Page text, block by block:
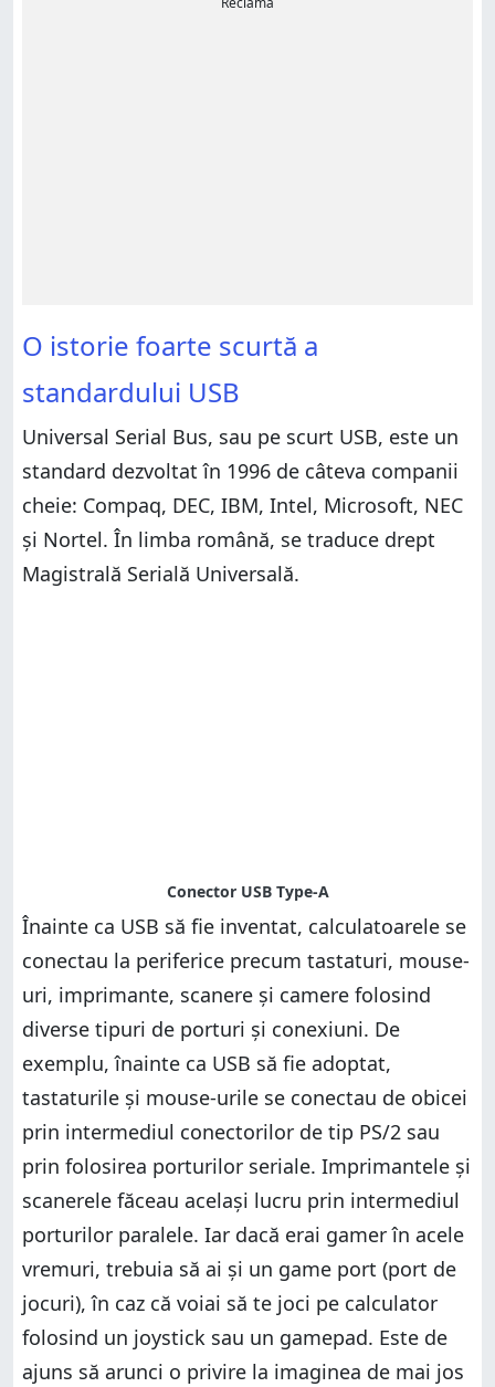
O istorie foarte scurtă a
standardului USB
Universal Serial Bus, sau pe scurt USB, este un
standard dezvoltat în 1996 de câteva companii
cheie: Compaq, DEC, IBM, Intel, Microsoft, NEC
și Nortel. În limba română, se traduce drept
Magistrală Serială Universală.
Înainte ca USB să fie inventat, calculatoarele se
conectau la periferice precum tastaturi, mouse-
uri, imprimante, scanere și camere folosind
diverse tipuri de porturi și conexiuni. De
exemplu, înainte ca USB să fie adoptat,
tastaturile și mouse-urile se conectau de obicei
prin intermediul conectorilor de tip PS/2 sau
prin folosirea porturilor seriale. Imprimantele și
scanerele făceau același lucru prin intermediul
porturilor paralele. Iar dacă erai gamer în acele
vremuri, trebuia să ai și un game port (port de
jocuri), în caz că voiai să te joci pe calculator
folosind un joystick sau un gamepad. Este de
ajuns să arunci o privire la imaginea de mai jos